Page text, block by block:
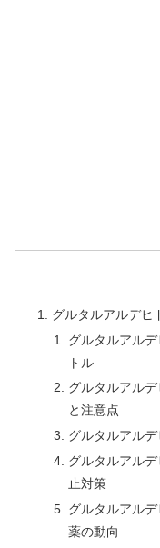
グルタルアルデヒ
グルタルアル
トル
グルタルアル
と注意点
グルタルアル
グルタルアル
止対策
グルタルアル
薬の動向